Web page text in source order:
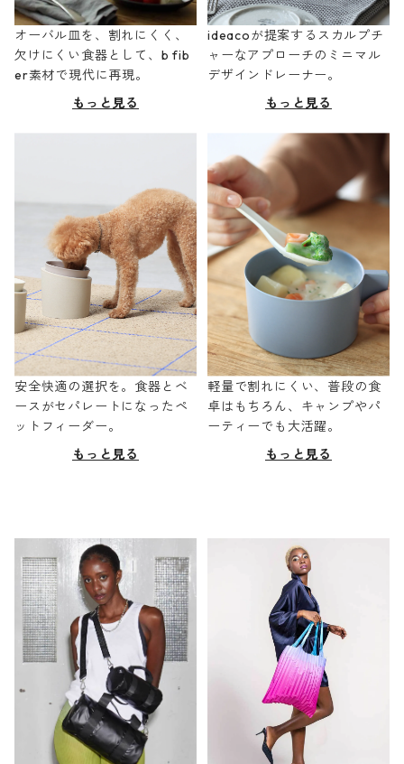
オーバル皿を、割れにくく、
欠けにくい食器として、b fib
er素材で現代に再現。
もっと見る
ideacoが提案するスカルプチ
ャーなアプローチのミニマル
デザインドレーナー。
もっと見る
安全快適の選択を。食器とベ
ースがセパレートになったペ
ットフィーダー。
もっと見る
軽量で割れにくい、普段の食
卓はもちろん、キャンプやパ
ーティーでも大活躍。
もっと見る